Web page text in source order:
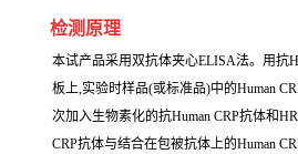
检测原理
本试产品采用双抗体夹心ELISA法。用抗
板上,实验时样品(或标准品)中的Human
次加入生物素化的抗Human CRP抗体和
CRP抗体与结合在包被抗体上的Human